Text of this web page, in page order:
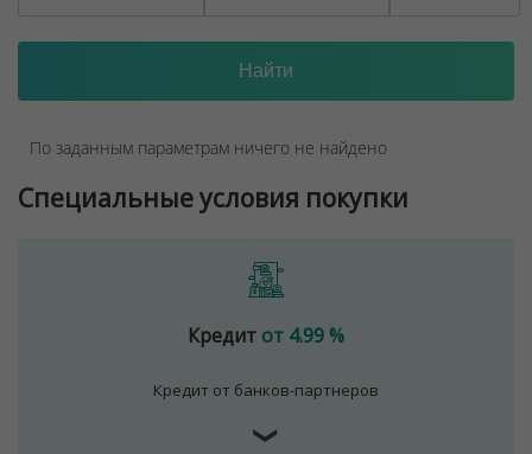
По заданным параметрам ничего не найдено
Специальные условия покупки
Кредит от 4.99 %
Кредит от банков-партнеров
❯